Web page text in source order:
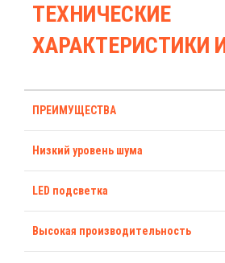
ТЕХНИЧЕСКИЕ
ХАРАКТЕРИСТИКИ
ПРЕИМУЩЕСТВА
Низкий уровень шума
LED подсветка
Высокая производительность